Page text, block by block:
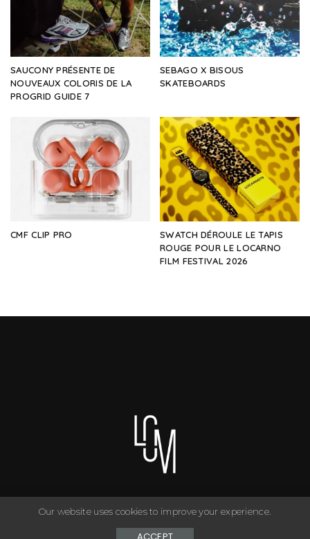
SAUCONY PRÉSENTE DE
NOUVEAUX COLORIS DE LA
PROGRID GUIDE 7
SEBAGO X BISOUS
SKATEBOARDS
CMF CLIP PRO
SWATCH DÉROULE LE TAPIS
ROUGE POUR LE LOCARNO
FILM FESTIVAL 2026
You can have anything you want in life if you dress for it. ©
Copyright Le Closet - 2024
Our website uses cookies to improve your experience.